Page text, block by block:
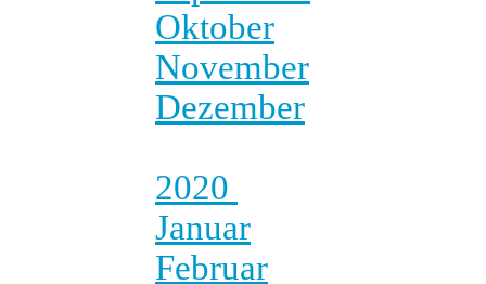
Oktober
November
Dezember
2020
Januar
Februar